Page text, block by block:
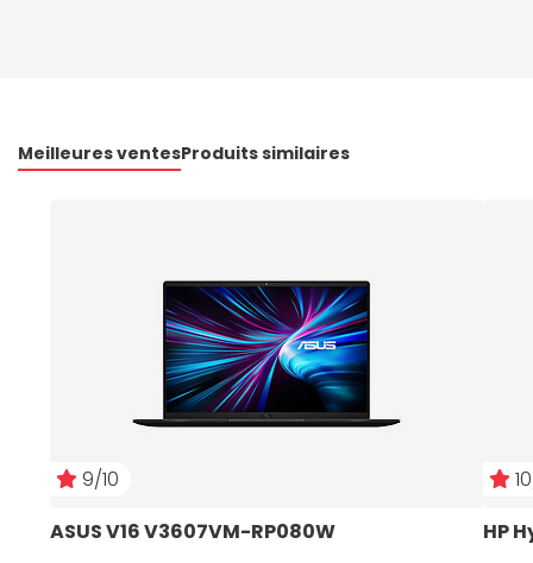
Meilleures ventesProduits similaires
9/10
ASUS V16 V3607VM-RP080W
HP